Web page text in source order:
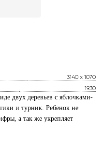
3140 x 1070
1930
двух деревьев с яблочками-
и турник. Ребенок не
а так же укрепляет